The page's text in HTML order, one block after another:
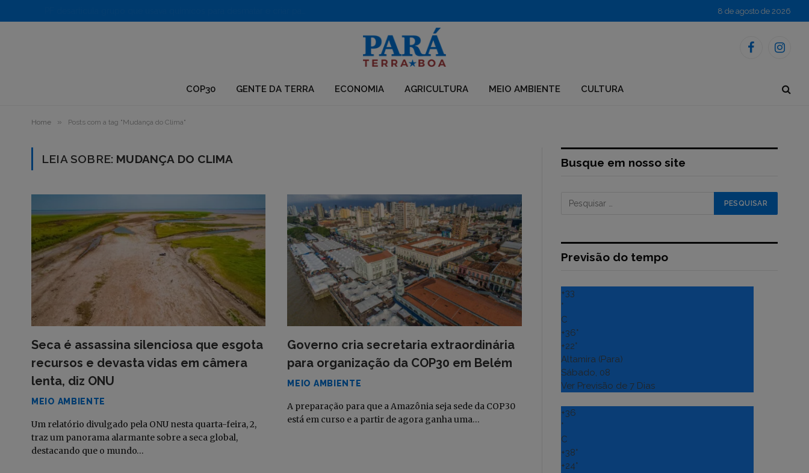
8 de agosto de 2026
Facebook
COP30 GENTE DA TERRA ECONOMIA AGRICULTURA MEIO AMBIENTE CULTURA
Home » Posts com a tag "Mudança do Clima"
LEIA SOBRE: MUDANÇA DO CLIMA
Seca é assassina silenciosa que esgota
recursos e devasta vidas em câmera
lenta, diz ONU
MEIO AMBIENTE
Um relatório divulgado pela ONU nesta quarta-feira, 2,
traz um panorama alarmante sobre a seca global,
destacando que o mundo…
Governo cria secretaria extraordinária
para organização da COP30 em Belém
MEIO AMBIENTE
A preparação para que a Amazônia seja sede da COP30
está em curso e a partir de agora ganha uma…
Busque em nosso site
Previsão do tempo
+33
°
C
+36°
+22°
Altamira (Para)
Sábado, 08
Ver Previsão de 7 Dias
+36
°
C
+38°
+24°